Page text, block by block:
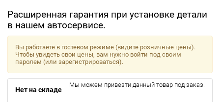
Расширенная гарантия при установке детали
в нашем автосервисе.
Вы работаете в гостевом режиме (видите розничные цены).
Чтобы увидеть свои цены, вам нужно войти под своим
паролем (или зарегистрироваться).
Нет на складе
Мы можем привезти данный товар под заказ.